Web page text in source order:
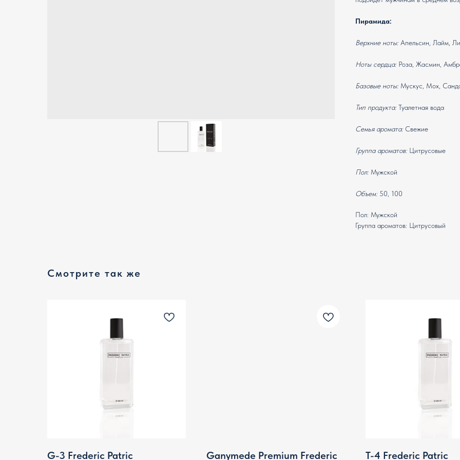
Пирамида:
Верхние ноты: Апельсин, Лайм,
Ноты сердца:Роза, Жасмин,
Базовые ноты:Мускус, Мох,
Тип продукта:Туалетная вода
Семья аромата:Свежие
Группа ароматов:Цитрусовые
Пол:Мужской
Объем:50, 100
Пол: Мужской
Группа ароматов: Цитрусовый
Смотрите так же
G-3 Frederic Patric Ganymede Premium Frederic T-4 Frederic Patric